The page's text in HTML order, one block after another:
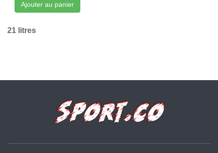
Ajouter au panier
21 litres